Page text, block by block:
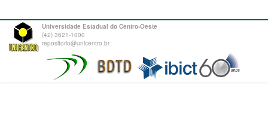
Universidade Estadual do Centro-Oeste
(42) 3621-1000
repositorio@unicentro.br